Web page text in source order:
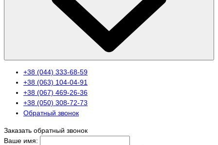
+38 (044) 333-68-59
+38 (063) 104-04-91
+38 (067) 469-26-36
+38 (050) 308-72-73
Обратный звонок
Заказать обратный звонок
Ваше имя: